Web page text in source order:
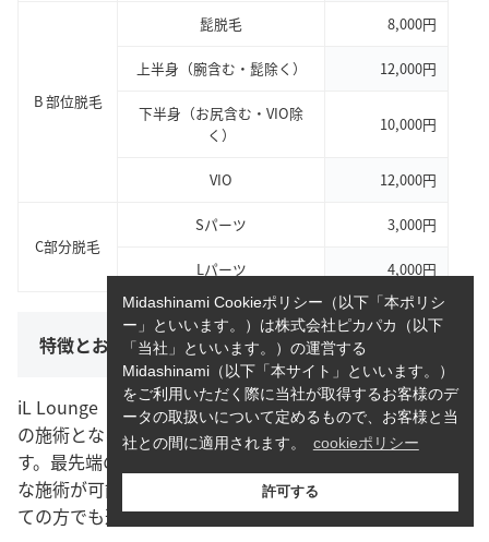
B 部位脱毛
髭脱毛 8,000円
上半身（腕含む・髭除く） 12,000円
下半身（お尻含む・VIO除
く）
10,000円
VIO 12,000円
C部分脱毛
Sパーツ 3,000円
Lパーツ 4,000円
特徴とおすすめポイント
iL Lounge（イルラウンジ）は完全予約制かつ完全個室で
の施術となるため、他人の目が気になる方に向いていま
す。最先端の光脱毛機により、痛みを抑えたスピーディー
な施術が可能となっています。コースがシンプルで、初め
ての方でも迷うことなく脱毛することができるでしょう。
Midashinami Cookieポリシー（以下「本ポリシ
ー」といいます。）は株式会社ピカパカ（以下
「当社」といいます。）の運営する
Midashinami（以下「本サイト」といいます。）
をご利用いただく際に当社が取得するお客様のデ
ータの取扱いについて定めるもので、お客様と当
社との間に適用されます。
cookieポリシー
許可する